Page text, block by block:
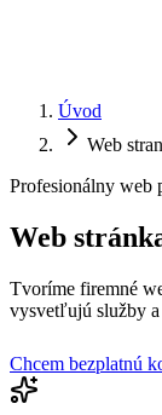
Úvod
Web
Profesionálny web
Web
Tvoríme firemné
vysvetľujú služby
Chcem bezplatnú